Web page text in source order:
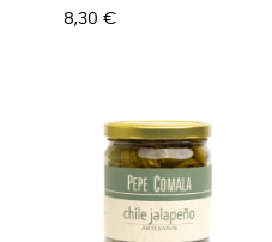
TAQUERA 445G
Precio
8,30 €